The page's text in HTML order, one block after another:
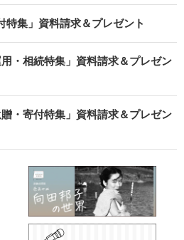
特集」資料請求＆プレゼント
・相続特集」資料請求＆プレゼン
・寄付特集」資料請求＆プレゼン